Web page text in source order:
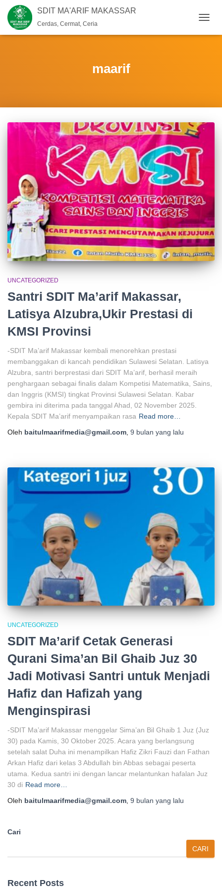
SDIT MA'ARIF MAKASSAR
Cerdas, Cermat, Ceria
maarif
UNCATEGORIZED
Santri SDIT Ma’arif Makassar,
Latisya Alzubra,Ukir Prestasi di
KMSI Provinsi
-SDIT Ma’arif Makassar kembali menorehkan prestasi
membanggakan di kancah pendidikan Sulawesi Selatan. Latisya
Alzubra, santri berprestasi dari SDIT Ma’arif, berhasil meraih
penghargaan sebagai finalis dalam Kompetisi Matematika, Sains,
dan Inggris (KMSI) tingkat Provinsi Sulawesi Selatan. Kabar
gembira ini diterima pada tanggal Ahad, 02 November 2025.
Kepala SDIT Ma’arif menyampaikan rasa Read more…
Oleh baitulmaarifmedia@gmail.com 9 bulan yang lalu
UNCATEGORIZED
SDIT Ma’arif Cetak Generasi
Qurani Sima’an Bil Ghaib Juz 30
Jadi Motivasi Santri untuk Menjadi
Hafiz dan Hafizah yang
Menginspirasi
-SDIT Ma’arif Makassar menggelar Sima’an Bil Ghaib 1 Juz (Juz
30) pada Kamis, 30 Oktober 2025. Acara yang berlangsung
setelah salat Duha ini menampilkan Hafiz Zikri Fauzi dan Fathan
Arkan Hafiz dari kelas 3 Abdullah bin Abbas sebagai peserta
utama. Kedua santri ini dengan lancar melantunkan hafalan Juz
30 di Read more…
Oleh baitulmaarifmedia@gmail.com, 9 bulan yang lalu
Cari
CARI
Recent Posts